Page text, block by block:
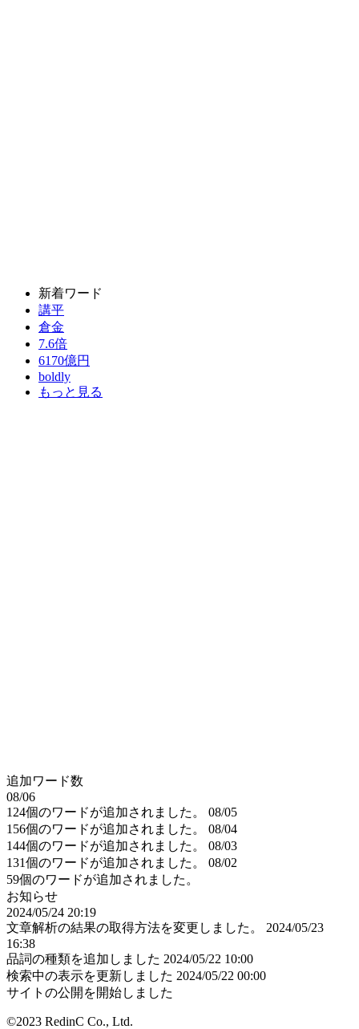
新着ワード
講平
倉金
7.6倍
6170億円
boldly
もっと見る
追加ワード数
08/06
124個のワードが追加されました。
08/05
156個のワードが追加されました。
08/04
144個のワードが追加されました。
08/03
131個のワードが追加されました。
08/02
59個のワードが追加されました。
お知らせ
2024/05/24 20:19
文章解析の結果の取得方法を変更しました。
2024/05/23
16:38
品詞の種類を追加しました 2024/05/22 10:00
検索中の表示を更新しました 2024/05/22 00:00
サイトの公開を開始しました
©2023 RedinC Co., Ltd.